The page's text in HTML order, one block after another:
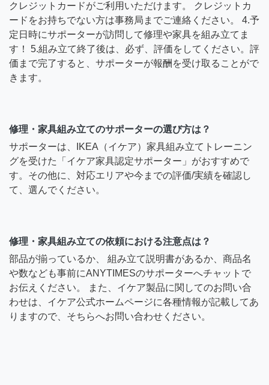
クレジットカードがご利用いただけます。 クレジットカ
ードをお持ちでない方は事務局までご連絡ください。 4.予
定日時にサポーターが訪問して修理や家具を組み立てま
す！ 5.組み立て終了後は、必ず、評価をしてください。評
価まで完了すると、サポーターが報酬を受け取ることがで
きます。
修理・家具組み立てのサポーターの選び方は？
サポーターは、IKEA（イケア）家具組み立てトレーニン
グを受けた「イケア家具認定サポーター」がおすすめで
す。その他に、対応エリアや今までの評価/実績を確認し
て、選んでください。
修理・家具組み立ての依頼における注意点は？
部品が揃っているか、 組み立て説明書があるか、商品名
や数なども事前にANYTIMESのサポーターへチャットで
お伝えください。 また、イケア製品に関してのお問い合
わせは、イケア公式ホームページに各種情報が記載してあ
りますので、そちらへお問い合わせください。